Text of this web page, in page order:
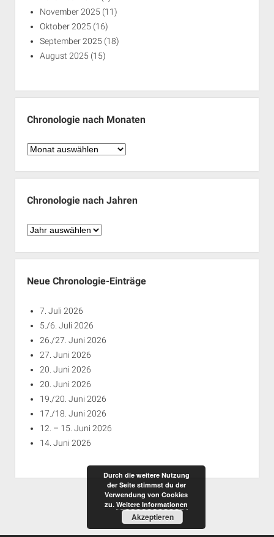
November 2025 (11)
Oktober 2025 (16)
September 2025 (18)
August 2025 (15)
Chronologie nach Monaten
Chronologie
Monaten
Chronologie nach Jahren
Chronologie
Jahren
Neue Chronologie-Einträge
7. Juli 2026
5./6. Juli 2026
26./27. Juni 2026
27. Juni 2026
20. Juni 2026
20. Juni 2026
19./20. Juni 2026
17./18. Juni 2026
12. – 15. Juni 2026
14. Juni 2026
Durch die weitere Nutzung
der Seite stimmst du der
Verwendung von Cookies
zu. Weitere Informationen
Akzeptieren